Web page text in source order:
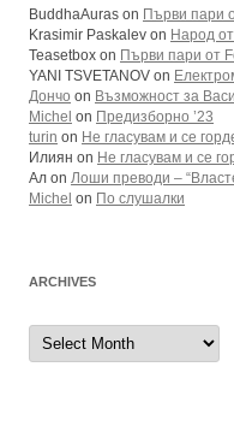
BuddhaAuras on Първи пари
Krasimir Paskalev on Народ
Teasetbox on Първи пари от
YANI TSVETANOV on
Дончо on Възможност за
Michel on Предизборно ’23
turin on Не гласувам и се
Илиян on Не гласувам и се
Ал on Лоши преводи –
Michel on По слушалки
ARCHIVES
Archives